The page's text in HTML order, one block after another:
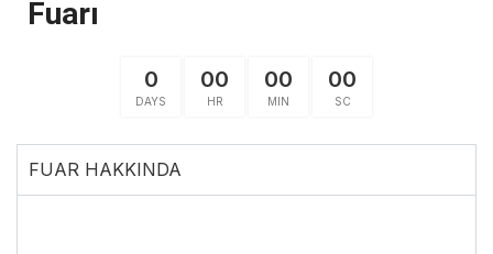
Fuarı
0
DAYS
00
HR
00
MIN
00
SC
FUAR HAKKINDA